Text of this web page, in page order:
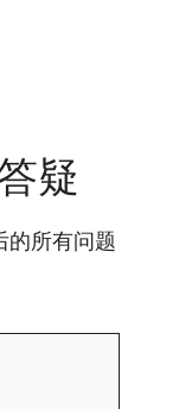
疑
的所有问题